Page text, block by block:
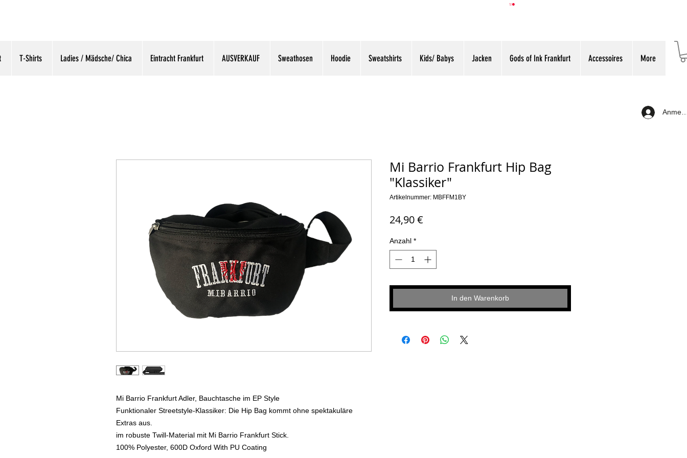
T-Shirts Ladies / Mädsche/ Chica Eintracht Frankfurt AUSVERKAUF Sweathosen Hoodie Sweatshirts Kids/ Babys Jacken Gods of Ink Frankfurt Accessoires More
Mi Barrio Frankfurt Adler, Bauchtasche im EP Style
Funktionaler Streetstyle-Klassiker: Die Hip Bag kommt ohne spektakuläre
Extras aus.
im robuste Twill-Material mit Mi Barrio Frankfurt Stick.
100% Polyester, 600D Oxford With PU Coating
Mi Barrio Frankfurt Hip Bag
"Klassiker"
Artikelnummer: MBFFM1BY
24,90 €
Anzahl *
In den Warenkorb